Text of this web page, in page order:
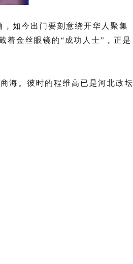
如今出门要刻意绕开华人聚集
着金丝眼镜的“成功人士”，正是
海。彼时的程维高已是河北政坛